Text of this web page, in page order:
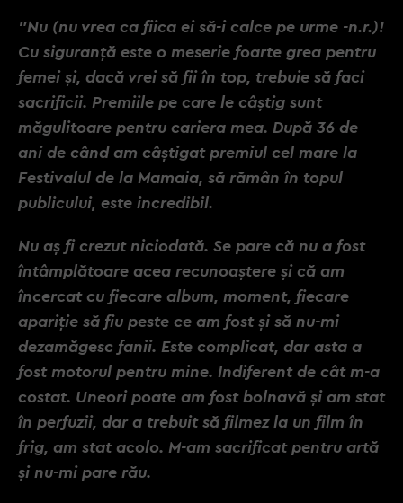
"Nu (nu vrea ca fiica ei să-i calce pe urme -n.r.)!
Cu siguranță este o meserie foarte grea pentru
femei și, dacă vrei să fii în top, trebuie să faci
sacrificii. Premiile pe care le câștig sunt
măgulitoare pentru cariera mea. După 36 de
ani de când am câștigat premiul cel mare la
Festivalul de la Mamaia, să rămân în topul
publicului, este incredibil.
Nu aș fi crezut niciodată. Se pare că nu a fost
întâmplătoare acea recunoaștere și că am
încercat cu fiecare album, moment, fiecare
apariție să fiu peste ce am fost și să nu-mi
dezamăgesc fanii. Este complicat, dar asta a
fost motorul pentru mine. Indiferent de cât m-a
costat. Uneori poate am fost bolnavă și am stat
în perfuzii, dar a trebuit să filmez la un film în
frig, am stat acolo. M-am sacrificat pentru artă
și nu-mi pare rău.